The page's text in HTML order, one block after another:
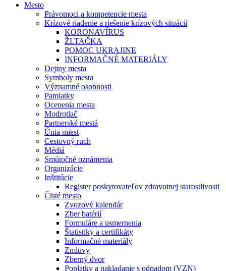
Mesto
Právomoci a kompetencie mesta
Krízové riadenie a riešenie krízových situácií
KORONAVÍRUS
ŽLTAČKA
POMOC UKRAJINE
INFORMAČNÉ MATERIÁLY
Dejiny mesta
Symboly mesta
Významné osobnosti
Pamiatky
Ocenenia mesta
Modrotlač
Partnerské mestá
Únia miest
Cestovný ruch
Médiá
Smútočné oznámenia
Organizácie
Inštitúcie
Register poskytovateľov zdravotnej starostlivosti
Čisté mesto
Zvozový kalendár
Zber batérií
Formuláre a usmernenia
Štatistiky a certifikáty
Informačné materiály
Zmluvy
Zberný dvor
Poplatky a nakladanie s odpadom (VZN)